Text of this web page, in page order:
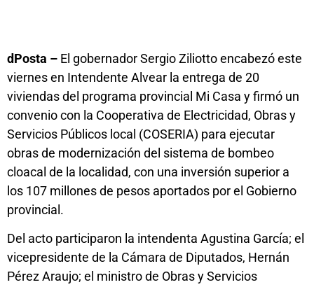
dPosta – El gobernador Sergio Ziliotto encabezó este
viernes en Intendente Alvear la entrega de 20
viviendas del programa provincial Mi Casa y firmó un
convenio con la Cooperativa de Electricidad, Obras y
Servicios Públicos local (COSERIA) para ejecutar
obras de modernización del sistema de bombeo
cloacal de la localidad, con una inversión superior a
los 107 millones de pesos aportados por el Gobierno
provincial.
Del acto participaron la intendenta Agustina García; el
vicepresidente de la Cámara de Diputados, Hernán
Pérez Araujo; el ministro de Obras y Servicios